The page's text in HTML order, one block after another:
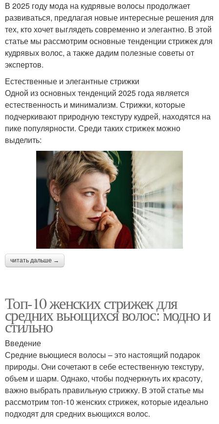
В 2025 году мода на кудрявые волосы продолжает
развиваться, предлагая новые интересные решения для
тех, кто хочет выглядеть современно и элегантно. В этой
статье мы рассмотрим основные тенденции стрижек для
кудрявых волос, а также дадим полезные советы от
экспертов.
Естественные и элегантные стрижки
Одной из основных тенденций 2025 года является
естественность и минимализм. Стрижки, которые
подчеркивают природную текстуру кудрей, находятся на
пике популярности. Среди таких стрижек можно
выделить:
читать дальше →
Топ-10 женских стрижек для
средних вьющихся волос: модно и
стильно
Введение
Средние вьющиеся волосы – это настоящий подарок
природы. Они сочетают в себе естественную текстуру,
объем и шарм. Однако, чтобы подчеркнуть их красоту,
важно выбрать правильную стрижку. В этой статье мы
рассмотрим топ-10 женских стрижек, которые идеально
подходят для средних вьющихся волос.